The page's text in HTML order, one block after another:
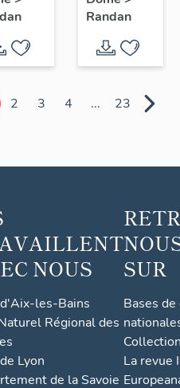
Madame
Adélaïde,
n° 10
Randan
2 3 4 ... 23
NOUS
les-Bains
Régional des
Lyon
de la Savoie
SUR
Bases
La revue